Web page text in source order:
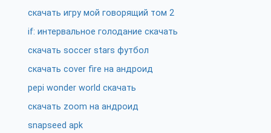
скачать игру мой говорящий том 2
if: интервальное голодание скачать
скачать soccer stars футбол
скачать cover fire на андроид
pepi wonder world скачать
скачать zoom на андроид
snapseed apk